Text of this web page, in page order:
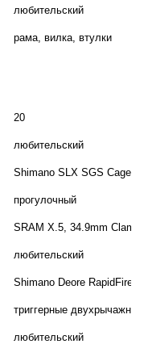
любительский
рама, вилка, втулки
20
любительский
Shimano SLX SGS Cage
прогулочный
SRAM X.5, 34.9mm Clamp
любительский
Shimano Deore RapidFire
триггерные двухрычажные
любительский